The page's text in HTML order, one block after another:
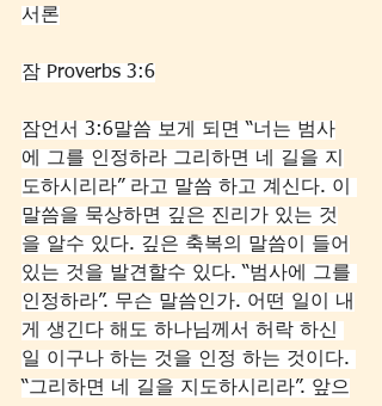
서론
잠 Proverbs 3:6
잠언서 3:6말씀 보게 되면 “너는 범사
에 그를 인정하라 그리하면 네 길을 지
도하시리라” 라고 말씀 하고 계신다. 이
말씀을 묵상하면 깊은 진리가 있는 것
을 알수 있다. 깊은 축복의 말씀이 들어
있는 것을 발견할수 있다. “범사에 그를
인정하라”. 무슨 말씀인가. 어떤 일이 내
게 생긴다 해도 하나님께서 허락 하신
일 이구나 하는 것을 인정 하는 것이다.
“그리하면 네 길을 지도하시리라”. 앞으